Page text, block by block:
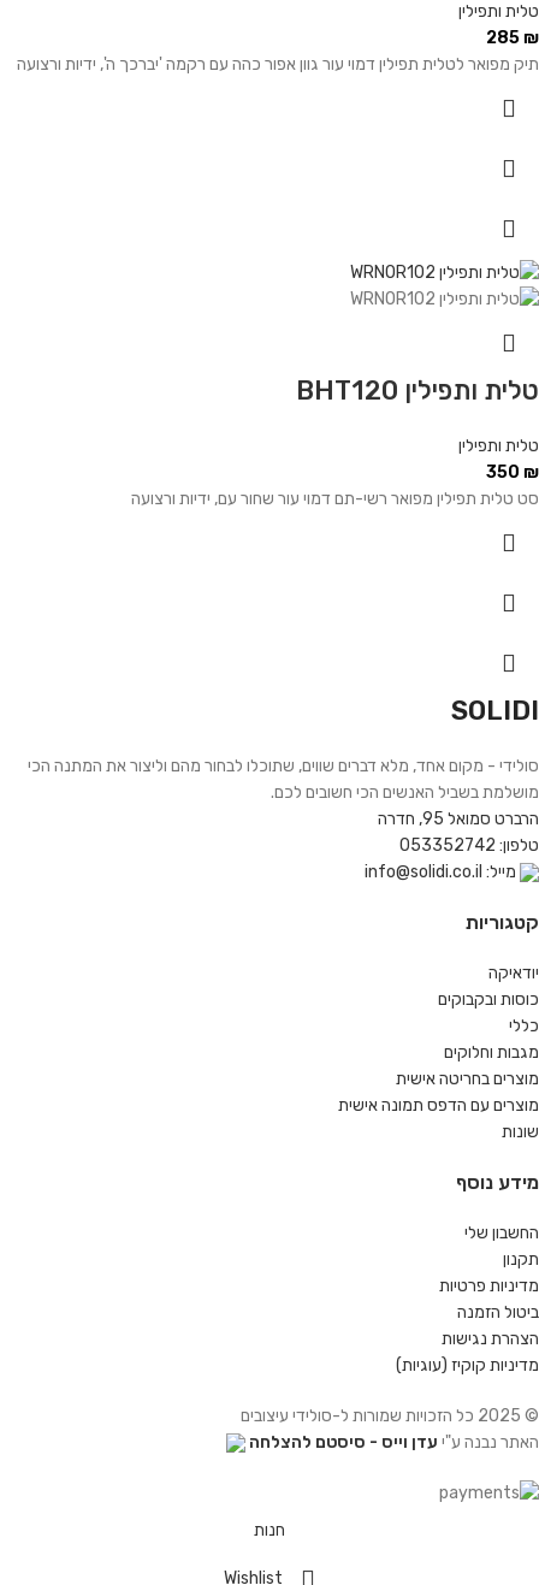
טלית ותפילין
285₪
תיק מפואר לטלית תפילין דמוי עור גוון אפור כהה עם רקמה 'יברכך ה', ידיות ורצועה
טלית ותפילין BHT120
טלית ותפילין
350 ₪
סט טלית תפילין מפואר רשי-תם דמוי עור שחור עם, ידיות ורצועה
SOLIDI
סולידי - מקום אחד, מלא דברים שווים, שתוכלו לבחור מהם וליצור את המתנה הכי
מושלמת בשביל האנשים הכי חשובים לכם.
הרברט סמואל 95, חדרה
טלפון: 053352742
מייל: info@solidi.co.il
קטגוריות
יודאיקה
כוסות ובקבוקים
כללי
מגבות וחלוקים
מוצרים בחריטה אישית
מוצרים עם הדפס תמונה אישית
שונות
מידע נוסף
החשבון שלי
תקנון
מדיניות פרטיות
ביטול הזמנה
הצהרת נגישות
מדיניות קוקיז (עוגיות)
© 2025 כל הזכויות שמורות ל-סולידי עיצובים
האתר נבנה ע"י עדן וייס - סיסטם להצלחה
חנות
Wishlist